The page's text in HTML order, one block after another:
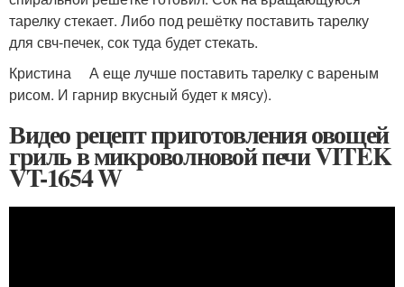
тарелку стекает. Либо под решётку поставить тарелку
для свч-печек, сок туда будет стекать.
Кристина А еще лучше поставить тарелку с вареным
рисом. И гарнир вкусный будет к мясу).
Видео рецепт приготовления овощей
гриль в микроволновой печи VITEK
VT-1654 W